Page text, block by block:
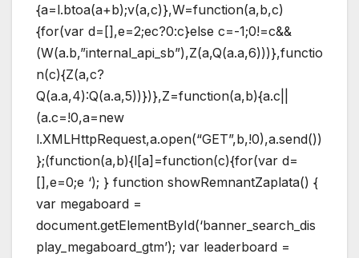
{a=l.btoa(a+b);v(a,c)},W=function(a,b,c)
{for(var d=[],e=2;ec?0:c}else c=-1;0!=c&&
(W(a.b,”internal_api_sb”),Z(a,Q(a.a,6)))},functio
n(c){Z(a,c?
Q(a.a,4):Q(a.a,5))})},Z=function(a,b){a.c||
(a.c=!0,a=new
l.XMLHttpRequest,a.open(“GET”,b,!0),a.send())
};(function(a,b){l[a]=function(c){for(var d=
[],e=0;e ‘); } function showRemnantZaplata() {
var megaboard =
document.getElementById(‘banner_search_dis
play_megaboard_gtm’); var leaderboard =